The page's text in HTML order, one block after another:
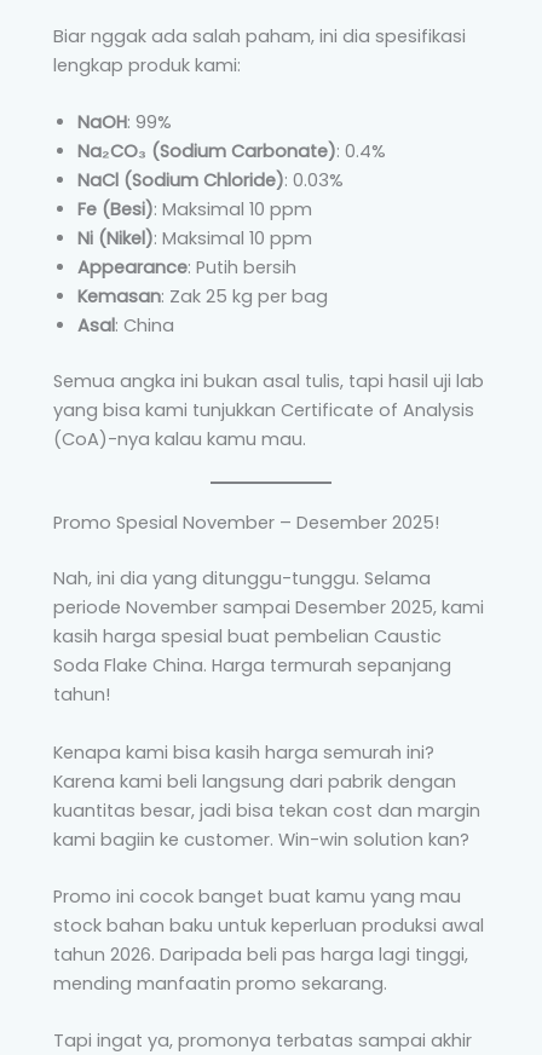
Biar nggak ada salah paham, ini dia spesifikasi
lengkap produk kami:
NaOH: 99%
Na₂CO₃ (Sodium Carbonate): 0.4%
NaCl (Sodium Chloride): 0.03%
Fe (Besi): Maksimal 10 ppm
Ni (Nikel): Maksimal 10 ppm
Appearance: Putih bersih
Kemasan: Zak 25 kg per bag
Asal: China
Semua angka ini bukan asal tulis, tapi hasil uji lab
yang bisa kami tunjukkan Certificate of Analysis
(CoA)-nya kalau kamu mau.
Promo Spesial November – Desember 2025!
Nah, ini dia yang ditunggu-tunggu. Selama
periode November sampai Desember 2025, kami
kasih harga spesial buat pembelian Caustic
Soda Flake China. Harga termurah sepanjang
tahun!
Kenapa kami bisa kasih harga semurah ini?
Karena kami beli langsung dari pabrik dengan
kuantitas besar, jadi bisa tekan cost dan margin
kami bagiin ke customer. Win-win solution kan?
Promo ini cocok banget buat kamu yang mau
stock bahan baku untuk keperluan produksi awal
tahun 2026. Daripada beli pas harga lagi tinggi,
mending manfaatin promo sekarang.
Tapi ingat ya, promonya terbatas sampai akhir